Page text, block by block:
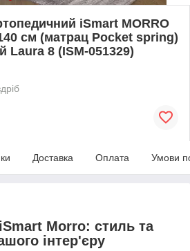
iSmart MORRO
см (матрац Pocket spring)
Laura 8 (ISM-051329)
Доставка Оплата Умови
Morro: стиль та
інтер'єру